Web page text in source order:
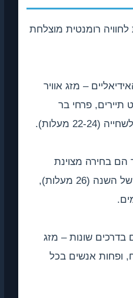
רומנטית מוצלחת
– מזג אוויר
מעט תיירים, פרחי בר
24 מעלות).
בחירה מצוינת
נוספת – הים החם ביותר של השנה (26 מעלות),
בדרכים שונות – מזג
ופחות אנשים בכל